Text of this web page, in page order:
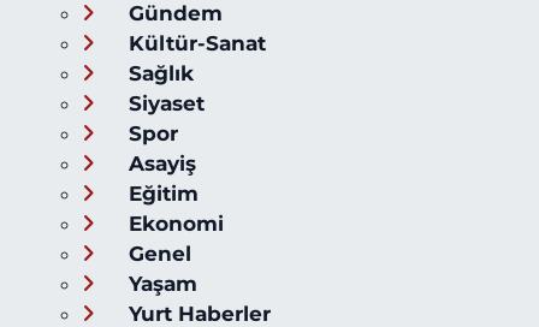
Gündem
Kültür-Sanat
Sağlık
Siyaset
Spor
Asayiş
Eğitim
Ekonomi
Genel
Yaşam
Yurt Haberler